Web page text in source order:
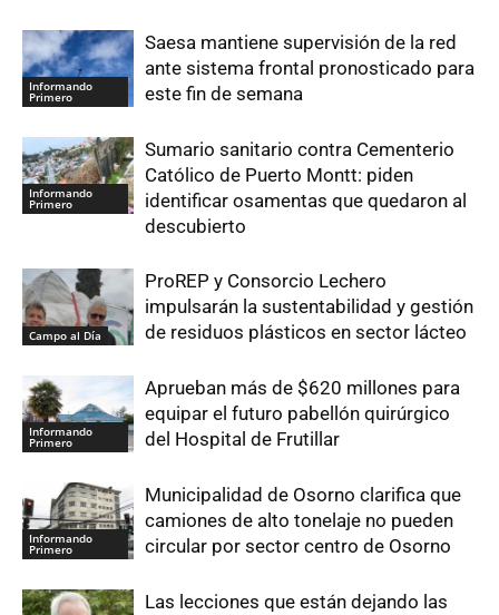
Informando
Primero
Saesa mantiene supervisión de la red
ante sistema frontal pronosticado para
este fin de semana
Informando
Primero
Sumario sanitario contra Cementerio
Católico de Puerto Montt: piden
identificar osamentas que quedaron al
descubierto
Campo al Día
ProREP y Consorcio Lechero
impulsarán la sustentabilidad y gestión
de residuos plásticos en sector lácteo
Informando
Primero
Aprueban más de $620 millones para
equipar el futuro pabellón quirúrgico
del Hospital de Frutillar
Informando
Primero
Municipalidad de Osorno clarifica que
camiones de alto tonelaje no pueden
circular por sector centro de Osorno
Las lecciones que están dejando las